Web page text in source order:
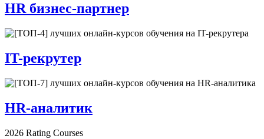
HR бизнес-партнер
IT-рекрутер
HR-аналитик
2026 Rating Courses